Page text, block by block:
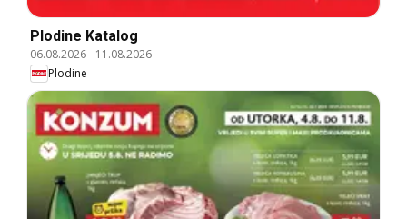
Plodine Katalog
06.08.2026- 11.08.2026
Plodine